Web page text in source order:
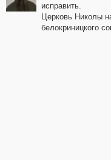
исправить.
Церковь Николы
белокриницкого